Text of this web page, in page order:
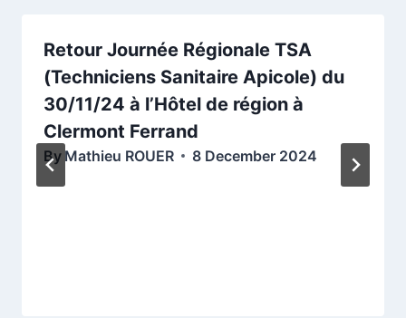
Retour Journée Régionale TSA
(Techniciens Sanitaire Apicole) du
30/11/24 à l’Hôtel de région à
Clermont Ferrand
By Mathieu ROUER 8 December 2024